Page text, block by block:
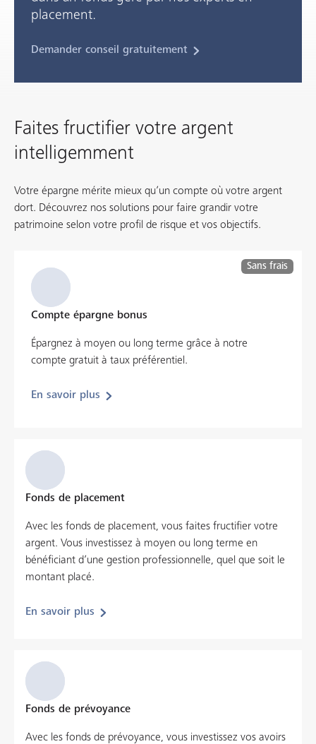
placement.
Demander conseil gratuitement
Faites fructifier votre argent
intelligemment
Votre épargne mérite mieux qu’un compte où votre argent
dort. Découvrez nos solutions pour faire grandir votre
patrimoine selon votre profil de risque et vos objectifs.
Sans frais
Compte épargne bonus
Épargnez à moyen ou long terme grâce à notre
compte gratuit à taux préférentiel.
En savoir plus
Fonds de placement
Avec les fonds de placement, vous faites fructifier votre
argent. Vous investissez à moyen ou long terme en
bénéficiant d’une gestion professionnelle, quel que soit le
montant placé.
En savoir plus
Fonds de prévoyance
Avec les fonds de prévoyance, vous investissez vos avoirs